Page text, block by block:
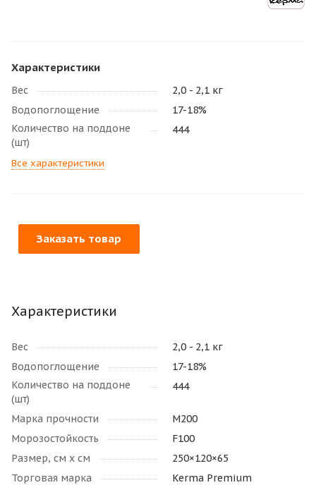
Характеристики
Вес
2,0 - 2,1 кг
Водопоглощение
17-18%
Количество на поддоне
(шт)
444
Все характеристики
Заказать товар
Характеристики
Вес
2,0 - 2,1 кг
Водопоглощение
17-18%
Количество на поддоне
(шт)
444
Марка прочности
М200
Морозостойкость
F100
Размер, см х см
250×120×65
Торговая марка
Kerma Premium